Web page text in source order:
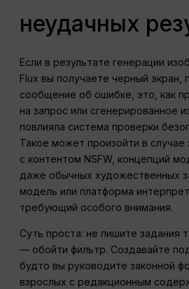
неудачных
Если в результате генерации
Flux вы получаете черный экран,
сообщение об ошибке, это, как
на запрос или сгенерированное
повлияла система проверки
Такое может произойти в случае
с контентом NSFW, концепций
даже обычных художественных
модель или платформа
требующий особого внимания.
Суть проста: не пишите задания
— обойти фильтр. Создавайте
будто вы руководите законной
взрослых с редакционным